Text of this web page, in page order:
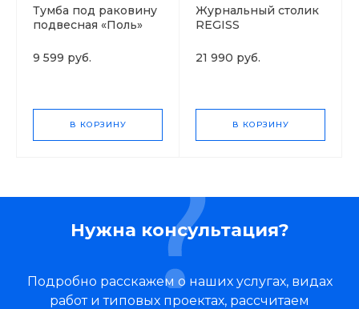
Тумба под раковину
подвесная «Поль»
9 599 руб.
В КОРЗИНУ
Журнальный столик
REGISS
21 990 руб.
В КОРЗИНУ
Нужна консультация?
Подробно расскажем о наших услугах, видах
работ и типовых проектах, рассчитаем